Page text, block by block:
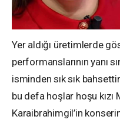
Yer aldığı üretimlerde
performanslarının yanı
isminden sık sık
bu defa hoşlar hoşu
Karaibrahimgil’in